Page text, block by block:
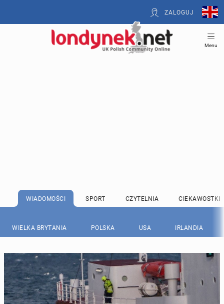
ZALOGUJ
Menu
WIADOMOŚCI SPORT CZYTELNIA CIEKAWOSTKI
WIELKA BRYTANIA POLSKA USA IRLANDIA